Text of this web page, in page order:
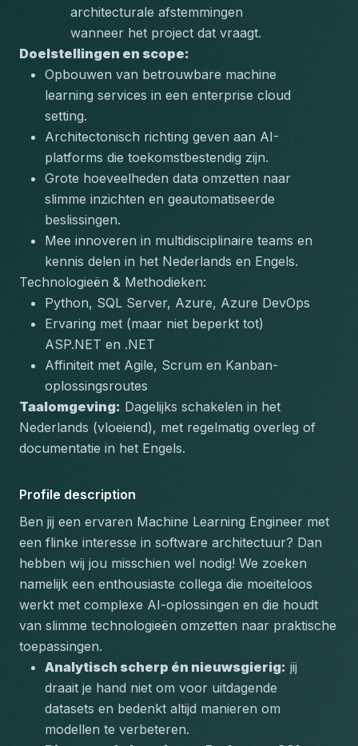
architecturale afstemmingen
wanneer het project dat vraagt.
Doelstellingen en scope:
Opbouwen van betrouwbare machine
learning services in een enterprise cloud
setting.
Architectonisch richting geven aan AI-
platforms die toekomstbestendig zijn.
Grote hoeveelheden data omzetten naar
slimme inzichten en geautomatiseerde
beslissingen.
Mee innoveren in multidisciplinaire teams en
kennis delen in het Nederlands en Engels.
Technologieën & Methodieken:
Python, SQL Server, Azure, Azure DevOps
Ervaring met (maar niet beperkt tot)
ASP.NET en .NET
Affiniteit met Agile, Scrum en Kanban-
oplossingsroutes
Taalomgeving: Dagelijks schakelen in het
Nederlands (vloeiend), met regelmatig overleg of
documentatie in het Engels.
Profile description
Ben jij een ervaren Machine Learning Engineer met
een flinke interesse in software architectuur? Dan
hebben wij jou misschien wel nodig! We zoeken
namelijk een enthousiaste collega die moeiteloos
werkt met complexe AI-oplossingen en die houdt
van slimme technologieën omzetten naar praktische
toepassingen.
Analytisch scherp én nieuwsgierig: jij
draait je hand niet om voor uitdagende
datasets en bedenkt altijd manieren om
modellen te verbeteren.